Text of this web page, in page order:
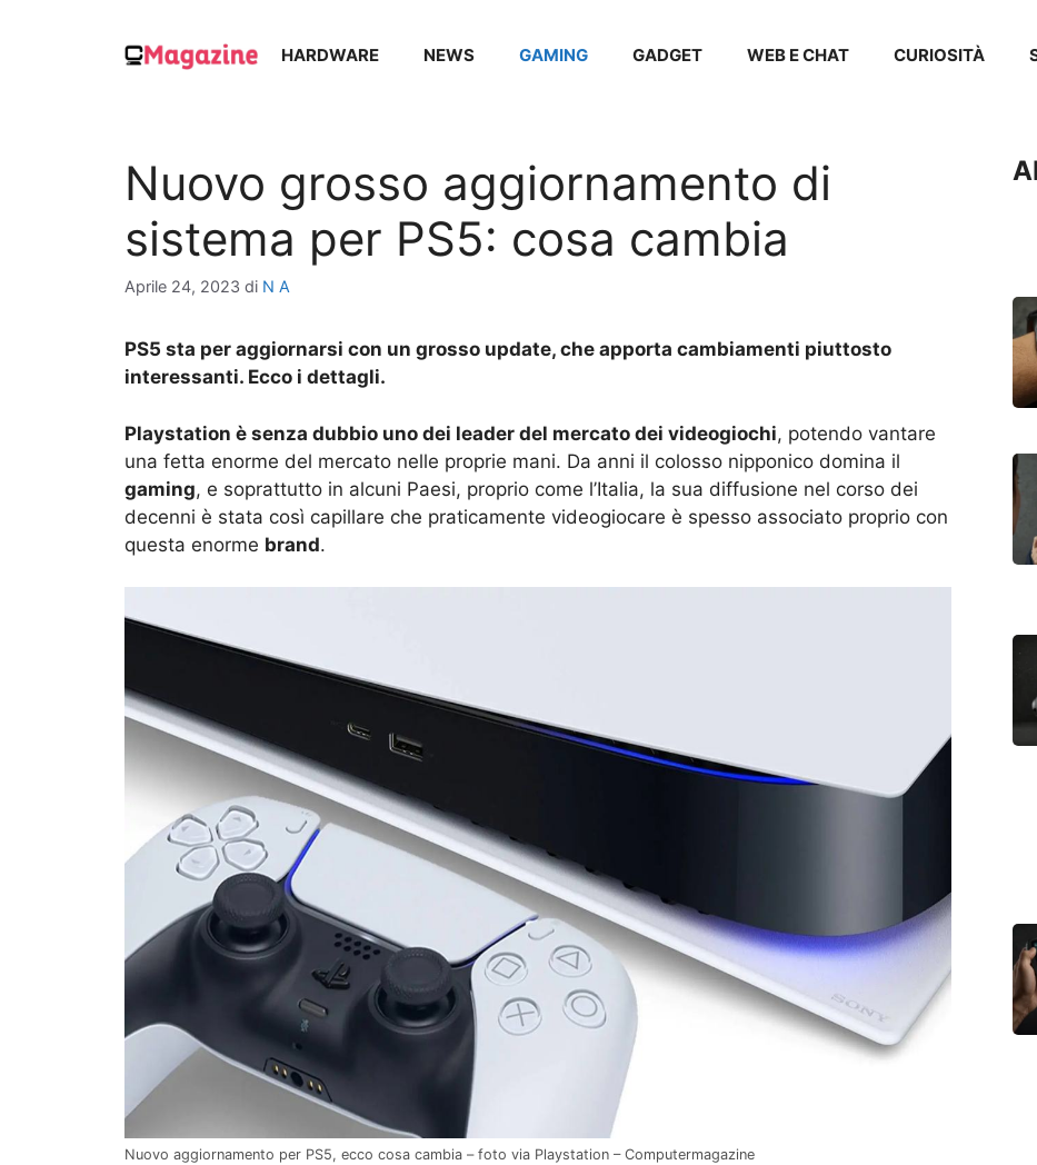
HARDWARE NEWS GAMING GADGET WEB E CHAT CURIOSITÀ
Nuovo grosso aggiornamento di
sistema per PS5: cosa cambia
Aprile 24, 2023 di N A
PS5 sta per aggiornarsi con un grosso update, che apporta cambiamenti piuttosto
interessanti. Ecco i dettagli.
Playstation è senza dubbio uno dei leader del mercato dei videogiochi, potendo vantare
una fetta enorme del mercato nelle proprie mani. Da anni il colosso nipponico domina il
gaming, e soprattutto in alcuni Paesi, proprio come l’Italia, la sua diffusione nel corso dei
decenni è stata così capillare che praticamente videogiocare è spesso associato proprio con
questa enorme brand.
Nuovo aggiornamento per PS5, ecco cosa cambia – foto via Playstation – Computermagazine